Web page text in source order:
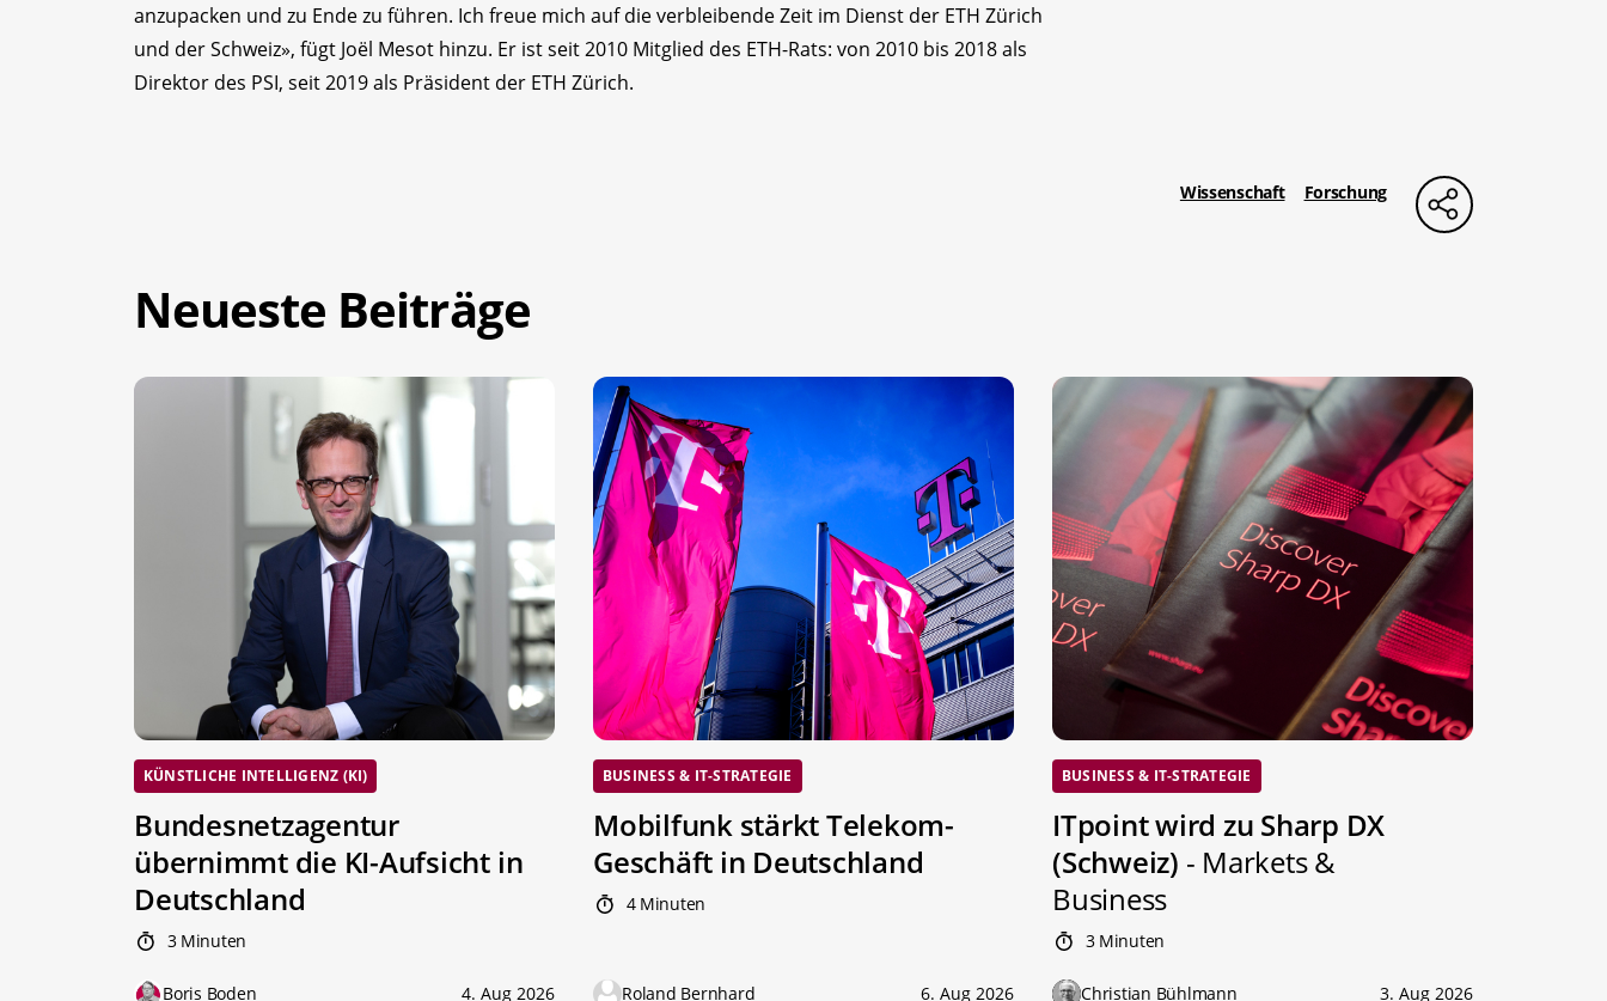
anzupacken und zu Ende zu führen. Ich freue mich auf die verbleibende Zeit im Dienst der ETH Zürich
und der Schweiz», fügt Joël Mesot hinzu. Er ist seit 2010 Mitglied des ETH-Rats: von 2010 bis 2018 als
Direktor des PSI, seit 2019 als Präsident der ETH Zürich.
Wissenschaft Forschung
Neueste Beiträge
KÜNSTLICHE INTELLIGENZ (KI)
Bundesnetzagentur
übernimmt die KI-Aufsicht in
Deutschland
3 Minuten
Boris Boden 4. Aug 2026
BUSINESS & IT-STRATEGIE
Mobilfunk stärkt Telekom-
Geschäft in Deutschland
4 Minuten
Roland Bernhard 6. Aug 2026
BUSINESS & IT-STRATEGIE
ITpoint wird zu Sharp DX
(Schweiz) - Markets &
Business
3 Minuten
Christian Bühlmann 3. Aug 2026